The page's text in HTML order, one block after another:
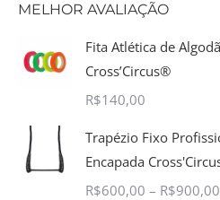
MELHOR AVALIAÇÃO
Fita Atlética de
Cross’Circus®
R$140,00
Trapézio Fixo
Encapada
R$600,00 – R$900,00